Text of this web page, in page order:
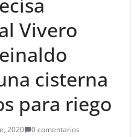
Vivero
cisterna
para riego
2020 0 comentarios